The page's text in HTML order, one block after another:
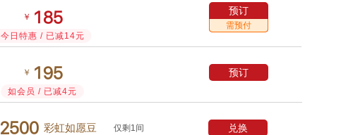
￥  
今日特惠 / 已减14元
预订
需预付
￥  
如会员 / 已减4元
预订
 彩虹如愿豆 仅剩1间 兑换